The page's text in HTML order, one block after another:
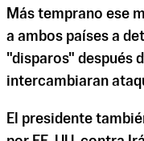
Más temprano ese
a ambos países a
"disparos" después
intercambiaran
El presidente